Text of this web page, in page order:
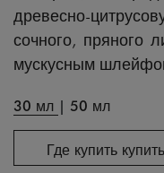
древесно-
сочного, пряного
мускусным
30 мл | 50 мл
Где купить купить